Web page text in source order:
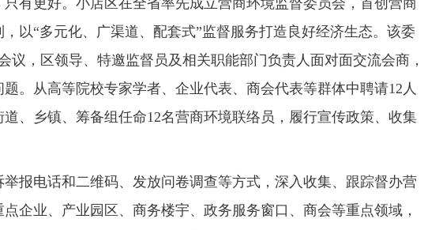
更好。小店区在全省率先成立营商环境监督委员会，首创营商
以“多元化、广渠道、配套式”监督服务打造良好经济生态。该委
议，区领导、特邀监督员及相关职能部门负责人面对面交流会商，
。从高等院校专家学者、企业代表、商会代表等群体中聘请12人
、乡镇、筹备组任命12名营商环境联络员，履行宣传政策、收集
电话和二维码、发放问卷调查等方式，深入收集、跟踪督办营
企业、产业园区、商务楼宇、政务服务窗口、商会等重点领域，